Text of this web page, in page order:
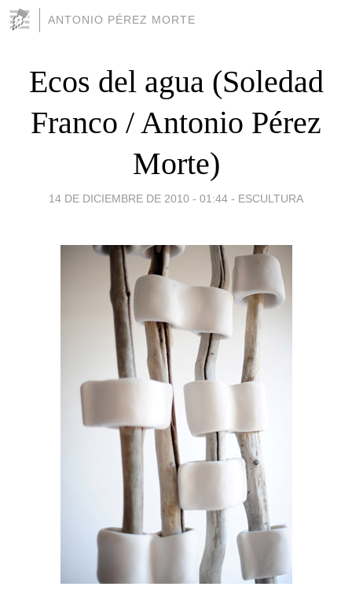
ANTONIO PÉREZ MORTE
Ecos del agua (Soledad
Franco / Antonio Pérez
Morte)
14 DE DICIEMBRE DE 2010 - 01:44 - ESCULTURA